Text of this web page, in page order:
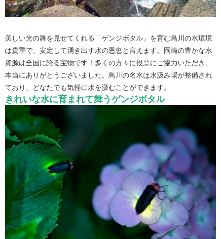
美しい光の舞を見せてくれる「ゲンジボタル」を育む鳥川の水環境
は貴重で、安定して湧き出す水の恩恵と言えます。岡崎の豊かな水
資源は全国に誇る宝物です！多くの方々に投票にご協力いただき、
本当にありがとうございました。鳥川の名水は水汲み場が整備され
ており、どなたでも気軽に水を汲むことができます。
きれいな水に育まれて舞うゲンジボタル